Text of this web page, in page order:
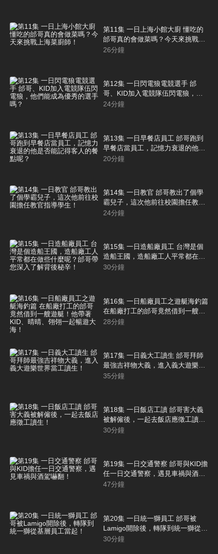
第11集 一日上海小館大廚 懂吃的
邰哥真的會做菜嗎？今天來挑戰上
海菜廚師！
26分鐘
第12集 一日閃電狼電競選手 邰
哥、KID加入電競隊伍閃電狼，他
們能成為優秀的選手嗎？
24分鐘
第13集 一日早餐店員工 邰哥跑到
早餐店當員工，記憶力衰退的他是
否能記得客人的餐點呢？
20分鐘
第14集 一日教官 邰哥教出了個學
霸兒子，這次他前往校園擔任教官
指導學生！
24分鐘
第15集 一日造船廠員工 台灣是個
造船王國，造船廠工人平常都在做
些什麼呢？邰哥帶您深入了解背後
30分鐘
第16集 一日船廠員工之遊艇海釣篇
在船廠打工的邰哥竟然借到一艘遊
艇！他帶著KID、晴晴、翎翎一起
28分鐘
第17集 一日義大工讀生 邰哥拜師
最強吉祥物大義，進入義大遊樂世
界當工讀生！
35分鐘
第18集 一日飯店工讀 邰哥害大義
被解僱後，一起去飯店應徵工讀
生！
30分鐘
第19集 一日交通警察 邰哥與KID擔
任一日交通警察，遇見車禍與酒駕
嚇翻！
47分鐘
第20集 一日統一獅員工 邰哥被
Lamigo開除後，轉隊到統一獅從基
層員工當起！
30分鐘